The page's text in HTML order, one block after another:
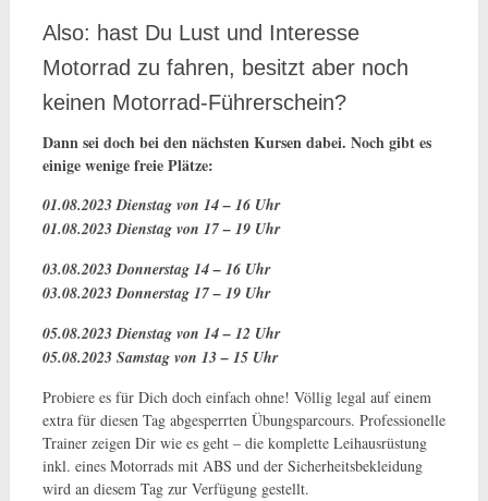
Also: hast Du Lust und Interesse
Motorrad zu fahren, besitzt aber noch
keinen Motorrad-Führerschein?
Dann sei doch bei den nächsten Kursen dabei. Noch gibt es
einige wenige freie Plätze:
01.08.2023 Dienstag von 14 – 16 Uhr
01.08.2023 Dienstag von 17 – 19 Uhr
03.08.2023 Donnerstag 14 – 16 Uhr
03.08.2023 Donnerstag 17 – 19 Uhr
05.08.2023 Dienstag von 14 – 12 Uhr
05.08.2023 Samstag von 13 – 15 Uhr
Probiere es für Dich doch einfach ohne! Völlig legal auf einem
extra für diesen Tag abgesperrten Übungsparcours. Professionelle
Trainer zeigen Dir wie es geht – die komplette Leihausrüstung
inkl. eines Motorrads mit ABS und der ­Sicherheitsbekleidung
wird an diesem Tag zur Verfügung gestellt.